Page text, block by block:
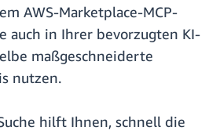
AWS-Marketplace-MCP-
auch in Ihrer bevorzugten KI-
maßgeschneiderte
nutzen.
hilft Ihnen, schnell die